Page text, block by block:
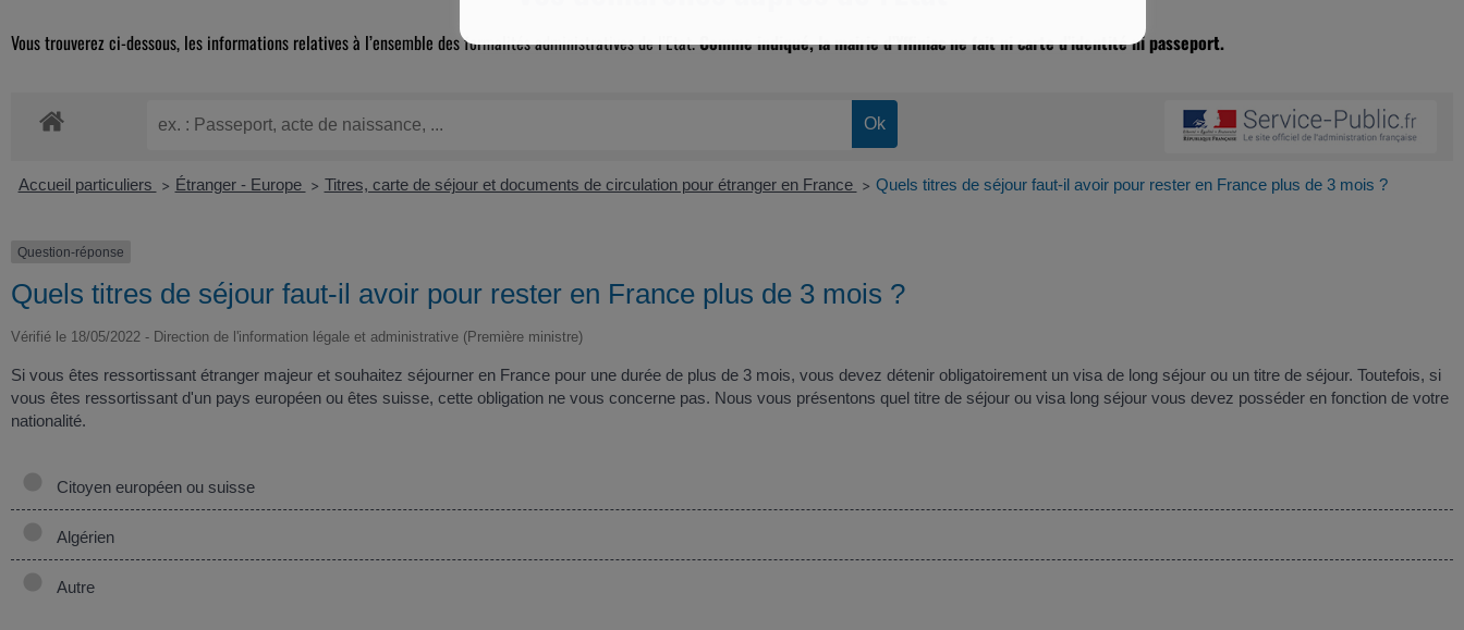
Vous trouverez ci-dessous, les informations relatives à l’ensemble des formalités administratives de l’Etat.Comme indiqué, la mairie d’Yffiniac ne fait ni carte d’identité ni passeport.
Accueil particuliers > Étranger - Europe > Titres, carte de séjour et documents de circulation pour étranger en France > Quels titres de séjour faut-il avoir pour rester en France plus de 3 mois ?
Question-réponse
Quels titres de séjour faut-il avoir pour rester en France plus de 3 mois ?
Vérifié le 18/05/2022 - Direction de l'information légale et administrative (Première ministre)
Si vous êtes ressortissant étranger majeur et souhaitez séjourner en France pour une durée de plus de 3 mois, vous devez détenir obligatoirement un visa de long séjour ou un titre de séjour. Toutefois, si
vous êtes ressortissant d'un pays européen ou êtes suisse, cette obligation ne vous concerne pas. Nous vous présentons quel titre de séjour ou visa long séjour vous devez posséder en fonction de votre
nationalité.
Citoyen européen ou suisse
Algérien
Autre